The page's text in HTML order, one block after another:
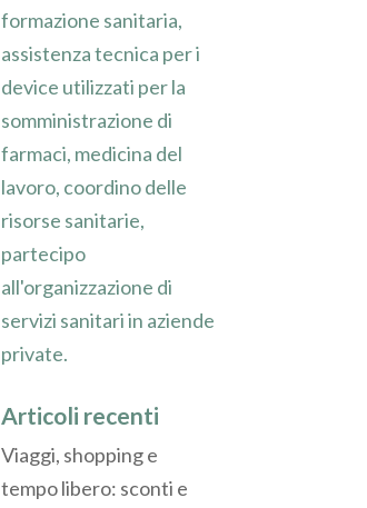
formazione sanitaria,
assistenza tecnica per i
device utilizzati per la
somministrazione di
farmaci, medicina del
lavoro, coordino delle
risorse sanitarie,
partecipo
all'organizzazione di
servizi sanitari in aziende
private.
Articoli recenti
Viaggi, shopping e
tempo libero: sconti e